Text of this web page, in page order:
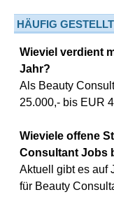
HÄUFIG
Wieviel verdient
Jahr?
Als Beauty
25.000,- bis EUR
Wieviele offene
Consultant Jobs
Aktuell gibt es auf
für Beauty